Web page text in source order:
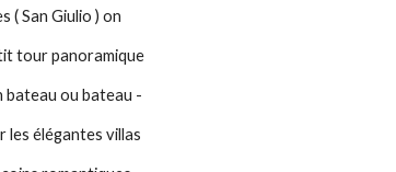
( San Giulio ) on
petit tour panoramique
en bateau ou bateau -
les élégantes villas